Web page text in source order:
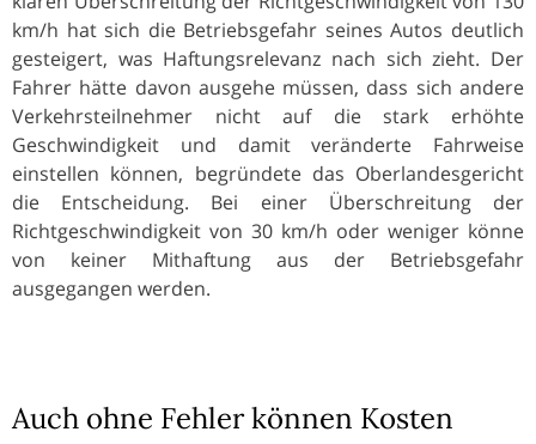
km/h hat sich die Betriebsgefahr seines Autos deutlich
gesteigert, was Haftungsrelevanz nach sich zieht. Der
Fahrer hätte davon ausgehe müssen, dass sich andere
Verkehrsteilnehmer nicht auf die stark erhöhte
Geschwindigkeit und damit veränderte Fahrweise
einstellen können, begründete das Oberlandesgericht
die Entscheidung. Bei einer Überschreitung der
Richtgeschwindigkeit von 30 km/h oder weniger könne
von keiner Mithaftung aus der Betriebsgefahr
ausgegangen werden.
Auch ohne Fehler können Kosten